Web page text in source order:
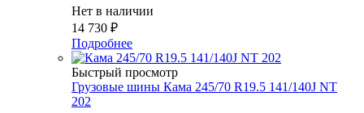
Нет в наличии
14 730 ₽
Подробнее
Быстрый просмотр
Грузовые шины Кама 245/70 R19.5 141/140J NT
202